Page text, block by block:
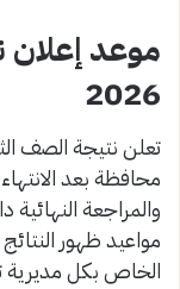
موعد إعلان
2026
تعلن نتيجة الصف
محافظة بعد
والمراجعة
مواعيد ظهور
الخاص بكل مديرية